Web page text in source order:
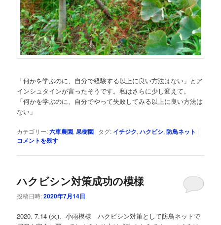
「何かを学ぶのに、自分で経験する以上に良い方法はない」とア
インシュタインが言ったそうです。私はさらに少し変えて。
「何かを学ぶのに、自分でやって失敗してみる以上に良い方法は
ない」
カテゴリー:六車農園,果樹園 | タグ: イチジク,ハクビシ,防鳥ネット |
コメントを残す
ハクビシン対策成功の模様
投稿日時:2020年7月14日
2020. 7.14 (火)、小雨模様 ハクビシン対策として防鳥ネットで